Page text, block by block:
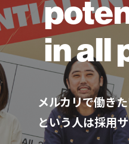
in all
メルカリで働き
という人は採用